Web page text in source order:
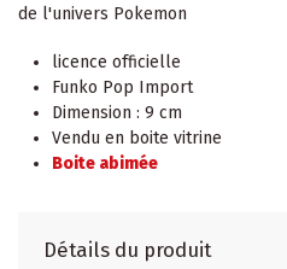
de l'univers Pokemon
licence officielle
Funko Pop Import
Dimension : 9 cm
Vendu en boite vitrine
Boite abimée
Détails du produit